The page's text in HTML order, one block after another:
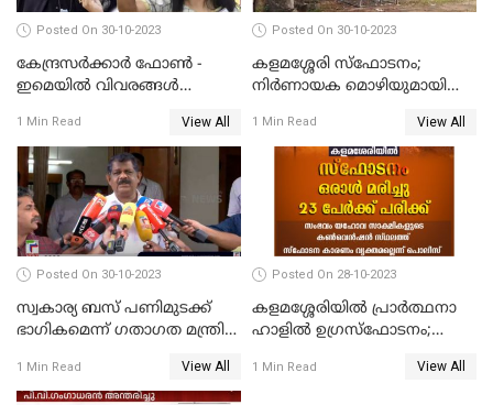
Posted On 30-10-2023
കേന്ദ്രസര്‍ക്കാര്‍ ഫോണ്‍ -
ഇമെയില്‍ വിവരങ്ങള്‍
പ്രതിപക്ഷ നേതാക്കള്‍
1 Min Read View All
Posted On 30-10-2023
കളമശ്ശേരി സ്ഫോടനം;
നിർണായക മൊഴിയുമായി
കോൾ വിവരങ്ങൾ തേടി
പൊലീസ്
1 Min Read View All
Posted On 30-10-2023
സ്വകാര്യ ബസ് പണിമുടക്ക്
ഭാഗികമെന്ന് ഗതാഗത മന്ത്രി
1 Min Read View All
Posted On 28-10-2023
കളമശ്ശേരിയിൽ പ്രാർത്ഥനാ
ഹാളിൽ ഉഗ്രസ്‌ഫോടനം;
പേരുടെ നില ഗുരുതരം
1 Min Read View All